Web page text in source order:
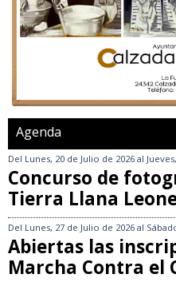
Agenda
Del Lunes, 20 de Julio de 2026 al
Concurso de
Tierra Llana
Del Lunes, 27 de Julio de 2026 al
Abiertas las
Marcha Contra el